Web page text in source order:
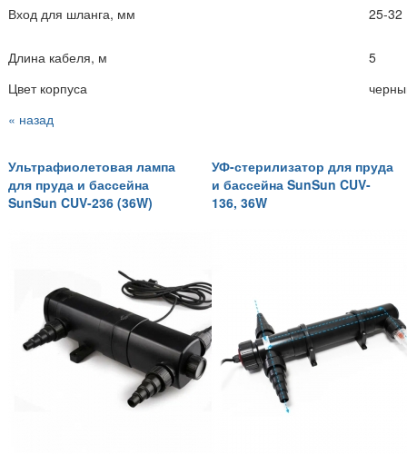
Вход для шланга, мм 25-32
Длина кабеля, м
5
Цвет корпуса
« назад
Ультрафиолетовая лампа
для пруда и бассейна
SunSun CUV-236 (36W)
УФ-стерилизатор для пруда
и бассейна SunSun CUV-
136, 36W